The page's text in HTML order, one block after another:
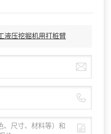
液压挖掘机用打桩臂